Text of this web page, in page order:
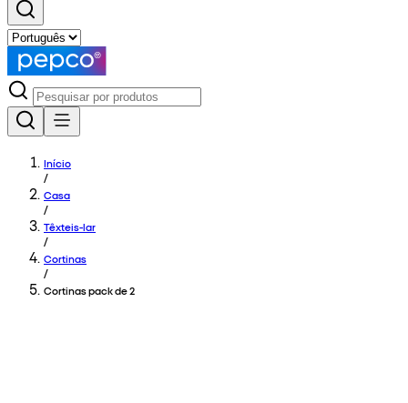
Início
/
Casa
/
Têxteis-lar
/
Cortinas
/
Cortinas pack de 2